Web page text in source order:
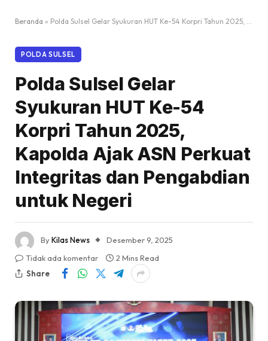
Beranda » Polda Sulsel Gelar Syukuran HUT Ke-54 Korpri Tahun 2025, Kapolda Ajak ASN Perkuat Integritas dan Pengabdian untuk Negeri
POLDA SULSEL
Polda Sulsel Gelar
Syukuran HUT Ke-54
Korpri Tahun 2025,
Kapolda Ajak ASN Perkuat
Integritas dan Pengabdian
untuk Negeri
ByKilas News
Desember 9, 2025
Tidak ada komentar
2 Mins Read
Share